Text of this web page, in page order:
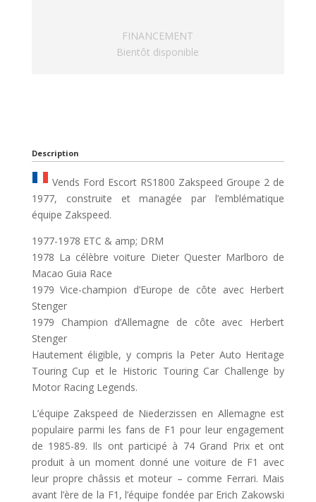
FINANCEMENT
Bientôt disponible
Description
Vends Ford Escort RS1800 Zakspeed Groupe 2 de
1977, construite et managée par l’emblématique
équipe Zakspeed.
1977-1978 ETC & amp; DRM
1978 La célèbre voiture Dieter Quester Marlboro de
Macao Guia Race
1979 Vice-champion d’Europe de côte avec Herbert
Stenger
1979 Champion d’Allemagne de côte avec Herbert
Stenger
Hautement éligible, y compris la Peter Auto Heritage
Touring Cup et le Historic Touring Car Challenge by
Motor Racing Legends.
L’équipe Zakspeed de Niederzissen en Allemagne est
populaire parmi les fans de F1 pour leur engagement
de 1985-89. Ils ont participé à 74 Grand Prix et ont
produit à un moment donné une voiture de F1 avec
leur propre châssis et moteur – comme Ferrari. Mais
avant l’ère de la F1, l’équipe fondée par Erich Zakowski